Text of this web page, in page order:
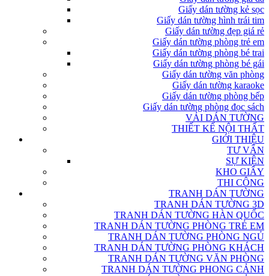
Giấy dán tường kẻ sọc
Giấy dán tường hình trái tim
Giấy dán tường đẹp giá rẻ
Giấy dán tường phòng trẻ em
Giấy dán tường phòng bé trai
Giấy dán tường phòng bé gái
Giấy dán tường văn phòng
Giấy dán tường karaoke
Giấy dán tường phòng bếp
Giấy dán tường phòng đọc sách
VẢI DÁN TƯỜNG
THIẾT KẾ NỘI THẤT
GIỚI THIỆU
TƯ VẤN
SỰ KIỆN
KHO GIẤY
THI CÔNG
TRANH DÁN TƯỜNG
TRANH DÁN TƯỜNG 3D
TRANH DÁN TƯỜNG HÀN QUỐC
TRANH DÁN TƯỜNG PHÒNG TRẺ EM
TRANH DÁN TƯỜNG PHÒNG NGỦ
TRANH DÁN TƯỜNG PHÒNG KHÁCH
TRANH DÁN TƯỜNG VĂN PHÒNG
TRANH DÁN TƯỜNG PHONG CẢNH